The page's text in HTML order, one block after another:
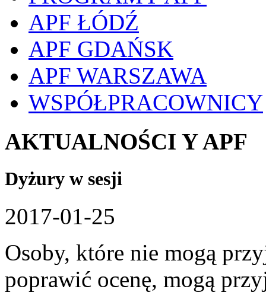
APF ŁÓDŹ
APF GDAŃSK
APF WARSZAWA
WSPÓŁPRACOWNICY
AKTUALNOŚCI Y APF
Dyżury w sesji
2017-01-25
Osoby, które nie mogą
poprawić ocenę, mogą